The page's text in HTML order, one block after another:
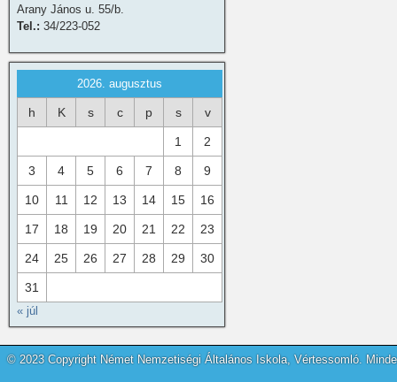
Arany János u. 55/b.
Tel.: 34/223-052
2026. augusztus
h K s c p s v
1 2
3 4 5 6 7 8 9
10 11 12 13 14 15 16
17 18 19 20 21 22 23
24 25 26 27 28 29 30
31
« júl
© 2023 Copyright Német Nemzetiségi Általános Iskola, Vértessomló.